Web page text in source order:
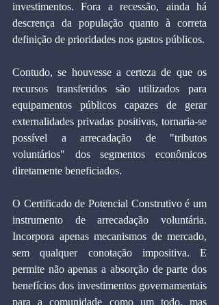
investimentos. Fora a recessão, ainda há
descrença da população quanto à correta
definição de prioridades nos gastos públicos.
Contudo, se houvesse a certeza de que os
recursos transferidos são utilizados para
equipamentos públicos capazes de gerar
externalidades privadas positivas, tornaria-se
possível a arrecadação de "tributos
voluntários" dos segmentos econômicos
diretamente beneficiados.
O Certificado de Potencial Construtivo é um
instrumento de arrecadação voluntária.
Incorpora apenas mecanismos de mercado,
sem qualquer conotação impositiva. E
permite não apenas a absorção de parte dos
benefícios dos investimentos governamentais
para a comunidade como um todo, mas